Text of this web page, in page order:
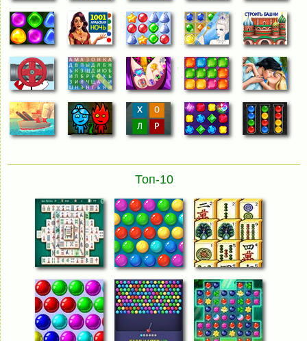
Топ-10